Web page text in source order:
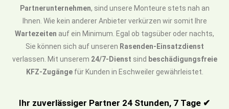
Partnerunternehmen, sind unsere Monteure stets nah an
Ihnen. Wie kein anderer Anbieter verkürzen wir somit Ihre
Wartezeiten auf ein Minimum. Egal ob tagsüber oder nachts,
Sie können sich auf unseren Rasenden-Einsatzdienst
verlassen. Mit unserem 24/7-Dienst sind beschädigungsfreie
KFZ-Zugängefür Kunden in Eschweiler gewährleistet.
Ihr zuverlässiger Partner 24 Stunden, 7 Tage ✔